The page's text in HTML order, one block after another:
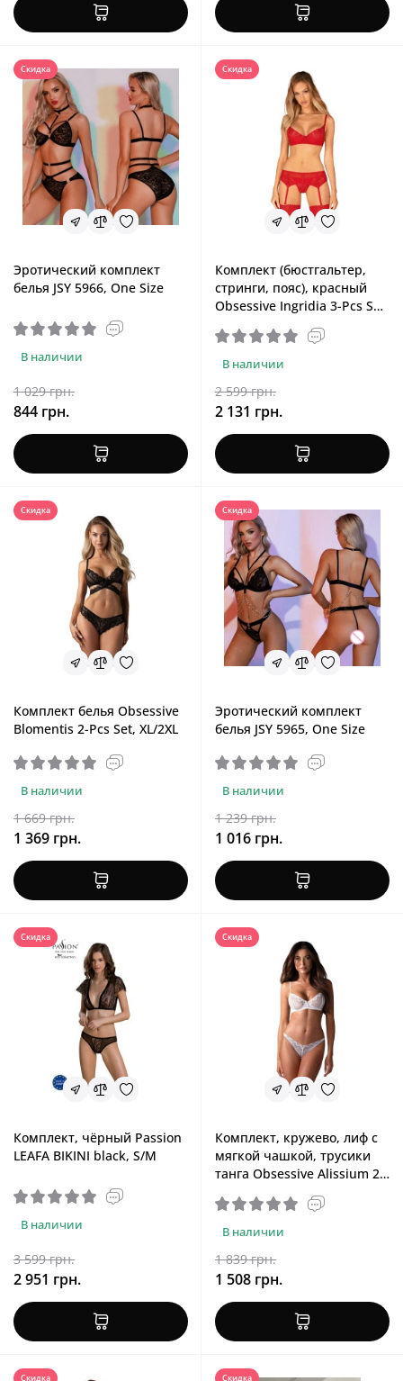
Скидка
Эротический комплект
белья JSY 5966, One Size
В наличии
1 029 грн.
844 грн.
Скидка
Комплект (бюстгальтер,
стринги, пояс), красный
Obsessive Ingridia 3-Pcs Set
В наличии
2 599 грн.
2 131 грн.
Скидка
Комплект белья Obsessive
Blomentis 2-Pcs Set, XL/2XL
В наличии
1 669 грн.
1 369 грн.
Скидка
Эротический комплект
белья JSY 5965, One Size
В наличии
1 239 грн.
1 016 грн.
Скидка
Комплект, чёрный Passion
LEAFA BIKINI black, S/M
В наличии
3 599 грн.
2 951 грн.
Скидка
Комплект, кружево, лиф с
мягкой чашкой, трусики
танга Obsessive Alissium 2-
В наличии
1 839 грн.
1 508 грн.
Скидка Скидка